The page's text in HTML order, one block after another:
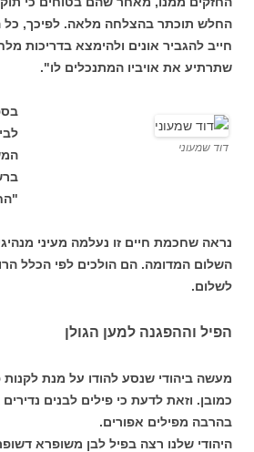
החלש תוכתר בהצלחה מלאה. לפיכך, כל
חייב להגביר אונים ולהימצא בדריכות
שתרתיע את אויביו המתנכלים לו".
דוד שמעוני
נראה שחכמת חיים זו נעלמה מעיני
השלום המדומה. הם הולכים לפי הכלל
לשלום.
הפיל וההפגנה למען הגולן
מעשה ביהודי שנסע להודו על מנת
כמובן. וזאת לדעת כי פילים לבנים נדירים
בהרבה מפילים אפורים.
היהודי שלנו רצה בפיל לבן משופרא